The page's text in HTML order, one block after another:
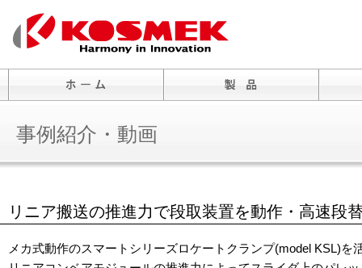
事例紹介・動画
リニア搬送の推進力で段取装置を動作・高速段
メカ式動作のスマートシリーズロケートクランプ(model KSL)を